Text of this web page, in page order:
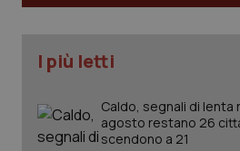
I più letti
Caldo, segnali di lenta
agosto restano 26
scendono a 21
_ga